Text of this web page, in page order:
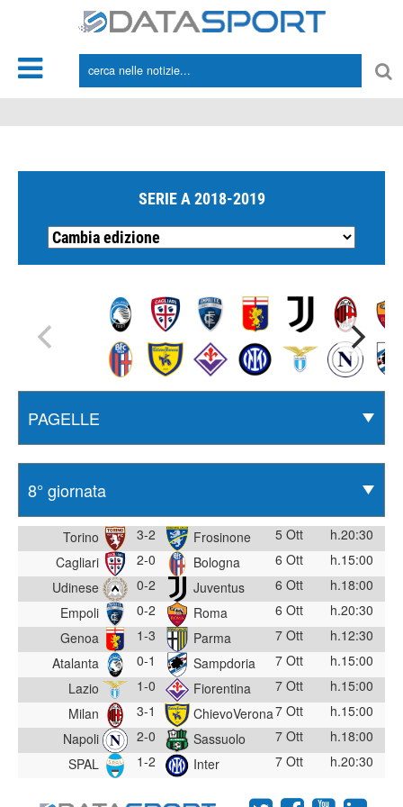
SERIE A 2018-2019
Torino 3-2 Frosinone 5 Ott
h.20:30
Cagliari
2-0 Bologna 6 Ott
h.15:00
Udinese
0-2 Juventus 6 Ott
h.18:00
Empoli
0-2 Roma 6 Ott
h.20:30
Genoa
1-3 Parma 7 Ott
h.12:30
Atalanta
0-1 Sampdoria 7 Ott
h.15:00
Lazio
1-0 Fiorentina 7 Ott
h.15:00
Milan
3-1 ChievoVerona7 Ott
h.15:00
Napoli
2-0 Sassuolo 7 Ott
h.18:00
SPAL
1-2 Inter 7 Ott h.20:30